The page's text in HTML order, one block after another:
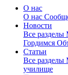
О нас
О нас
Новости
Все разделы
Гордимся
Статьи
Все разделы
училище